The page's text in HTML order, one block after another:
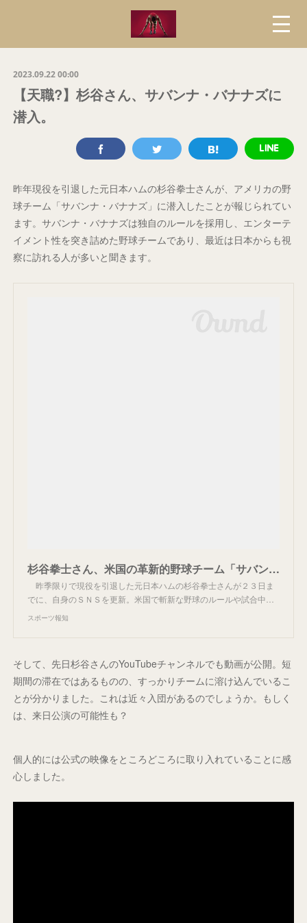
2023.09.22 00:00
【天職?】杉谷さん、サバンナ・バナナズに
潜入。
昨年現役を引退した元日本ハムの杉谷拳士さんが、アメリカの野
球チーム「サバンナ・バナナズ」に潜入したことが報じられてい
ます。サバンナ・バナナズは独自のルールを採用し、エンターテ
イメント性を突き詰めた野球チームであり、最近は日本からも視
察に訪れる人が多いと聞きます。
杉谷拳士さん、米国の革新的野球チーム「サバンナバナナズ」に潜入！竹馬からの投球などで全米から注目 : スポーツ報知
昨季限りで現役を引退した元日本ハムの杉谷拳士さんが２３日ま
でに、自身のＳＮＳを更新。米国で斬新な野球のルールや試合中…
スポーツ報知
そして、先日杉谷さんのYouTubeチャンネルでも動画が公開。短
期間の滞在ではあるものの、すっかりチームに溶け込んでいるこ
とが分かりました。これは近々入団があるのでしょうか。もしく
は、来日公演の可能性も？
個人的には公式の映像をところどころに取り入れていることに感
心しました。